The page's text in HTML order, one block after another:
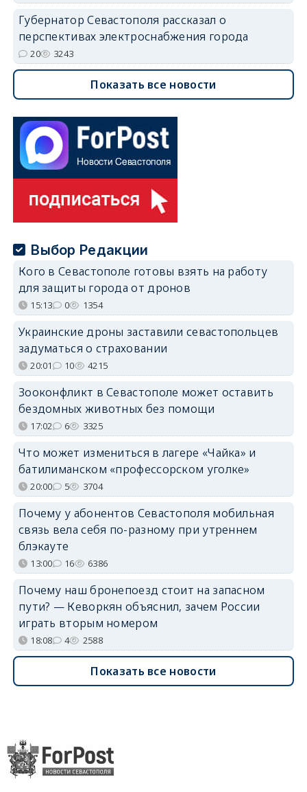
Губернатор Севастополя рассказал о
перспективах электроснабжения города
20 3243
Показать все новости
Выбор Редакции
Кого в Севастополе готовы взять на работу
для защиты города от дронов
15:13 0 1354
Украинские дроны заставили севастопольцев
задуматься о страховании
20:01 10 4215
Зооконфликт в Севастополе может оставить
бездомных животных без помощи
17:02 6 3325
Что может измениться в лагере «Чайка» и
батилиманском «профессорском уголке»
20:00 5 3704
Почему у абонентов Севастополя мобильная
связь вела себя по-разному при утреннем
блэкауте
13:00 16 6386
Почему наш бронепоезд стоит на запасном
пути? — Кеворкян объяснил, зачем России
играть вторым номером
18:08 4 2588
Показать все новости